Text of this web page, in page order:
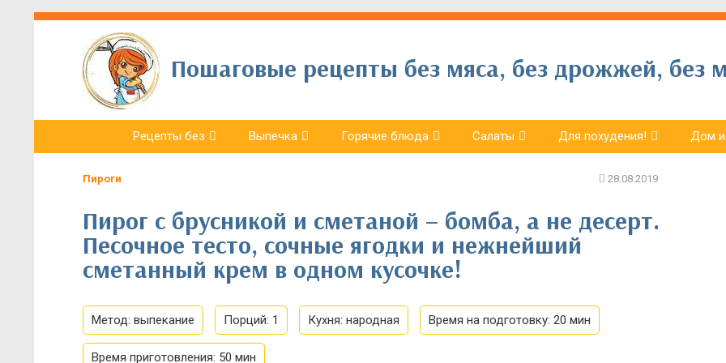
Пошаговые рецепты без мяса, без дрожжей, без
Рецепты без Выпечка Горячие блюда Салаты Для похудения! Дом и
Пироги
Пирог с брусникой и сметаной – бомба, а не десерт.
Песочное тесто, сочные ягодки и нежнейший
сметанный крем в одном кусочке!
Метод: выпекание Порций: 1 Кухня: народная Время на подготовку: 20 мин
Время приготовления: 50 мин